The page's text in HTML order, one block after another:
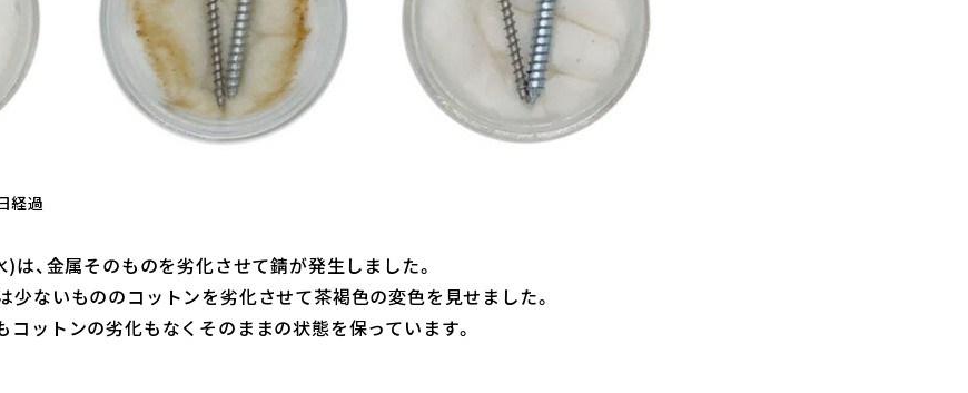
経過
は、金属そのものを劣化させて錆が発生しました。
少ないもののコットンを劣化させて茶褐色の変色を見せました。
コットンの劣化もなくそのままの状態を保っています。